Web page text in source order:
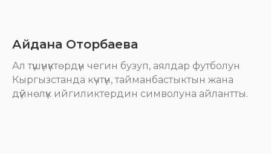
Айдана Оторбаева
Ал түшүнүктөрдүн чегин бузуп, аялдар футболун
Кыргызстанда күчтүн, тайманбастыктын жана
дүйнөлүк ийгиликтердин символуна айлантты.